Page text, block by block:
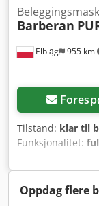
Elbląg 955 km
Barberan
Tilstand: klar til
Funksjonalitet:
BARBERAN
dekorfolie på
(varmliming).
Oppdag flere